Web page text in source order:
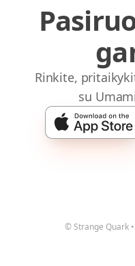
Rinkite,
su
© Strange Quark •